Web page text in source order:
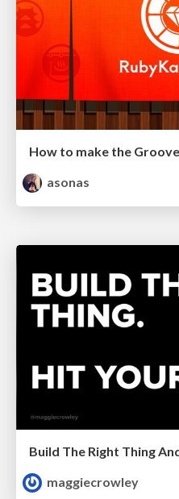
How to make the
asonas
Build The Right Thing
maggiecrowley